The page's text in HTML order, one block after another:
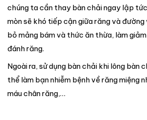
chúng ta cần thay bàn chải ngay lập
mòn sẽ khó tiếp cận giữa răng và đường
bỏ mảng bám và thức ăn thừa, làm
đánh răng.
Ngoài ra, sử dụng bàn chải khi lông bàn
thể làm bạn nhiễm bệnh về răng miệng
máu chân răng,…